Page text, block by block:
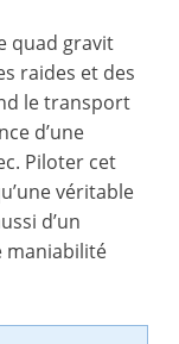
quad gravit
raides et des
le transport
d’une
Piloter cet
véritable
d’un
maniabilité